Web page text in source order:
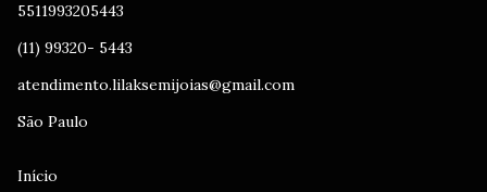
5511993205443
(11) 99320- 5443
atendimento.lilaksemijoias@gmail.com
São Paulo
Início